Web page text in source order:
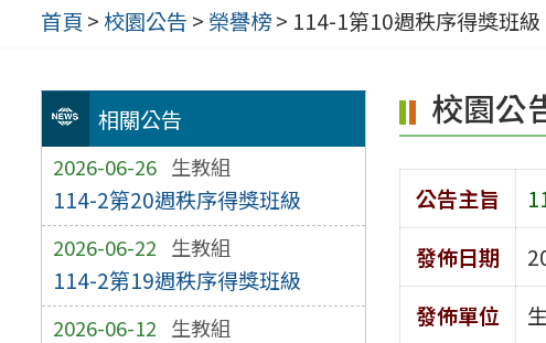
首頁 >校園公告 > 榮譽榜> 114-1第10週秩序得獎班級
相關公告
2026-06-26 生教組
114-2第20週秩序得獎班級
2026-06-22 生教組
114-2第19週秩序得獎班級
2026-06-12 生教組
校園公
公告主旨
發佈日期
發佈單位